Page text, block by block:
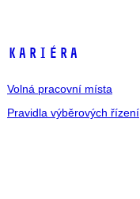
Kariéra
Volná pracovní místa
Pravidla výběrových řízení